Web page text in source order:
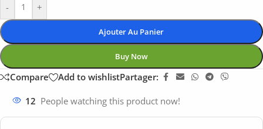
- +
Ajouter Au Panier
Buy Now
Compare Add to wishlistPartager:
12 People watching this product now!